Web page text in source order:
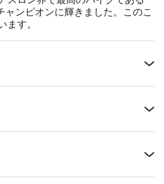
ャンピオンに輝きました。このこ
ます。